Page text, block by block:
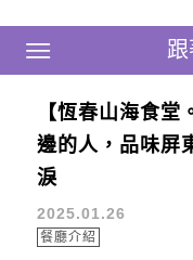
跟著瑪
Main Menu
情人的眼淚
【恆春山海食
邊的人，品味屏
淚
2025.01.26
餐廳介紹